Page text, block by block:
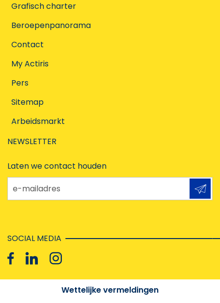
Grafisch charter
Beroepenpanorama
Contact
My Actiris
Pers
Sitemap
Arbeidsmarkt
NEWSLETTER
Laten we contact houden
e-mailadres
SOCIAL MEDIA
Wettelijke vermeldingen